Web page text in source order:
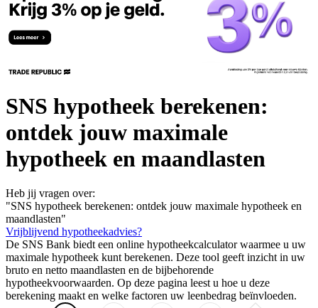
SNS hypotheek berekenen:
ontdek jouw maximale
hypotheek en maandlasten
Heb jij vragen over:
"SNS hypotheek berekenen: ontdek jouw maximale hypotheek en
maandlasten"
Vrijblijvend hypotheekadvies?
De SNS Bank biedt een online hypotheekcalculator waarmee u uw
maximale hypotheek kunt berekenen. Deze tool geeft inzicht in uw
bruto en netto maandlasten en de bijbehorende
hypotheekvoorwaarden. Op deze pagina leest u hoe u deze
berekening maakt en welke factoren uw leenbedrag beïnvloeden.